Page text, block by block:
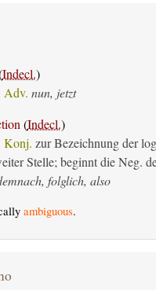
Indecl.)
Adv. nun, jetzt
(Indecl.)
Konj. zur Bezeichnung der
Stelle; beginnt die Neg.
folglich, also
ambiguous.